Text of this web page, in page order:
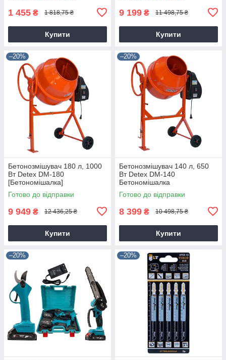
1 455 ₴ 1 818,75 ₴
Купити
9 199 ₴ 11 498,75 ₴
Купити
–20%
Бетонозмішувач 180 л, 1000
Вт Detex DM-180
[Бетономішалка]
Готово до відправки
9 949 ₴ 12 436,25 ₴
Купити
–20%
Бетонозмішувач 140 л, 650
Вт Detex DM-140
Бетономішалка
Готово до відправки
8 399 ₴ 10 498,75 ₴
Купити
–20% –20%